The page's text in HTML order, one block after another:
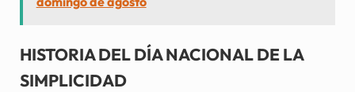
HISTORIA DEL DÍA NACIONAL DE LA
SIMPLICIDAD